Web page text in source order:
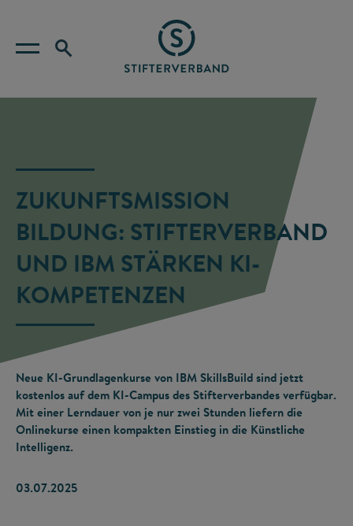
ZUKUNFTSMISSION
BILDUNG: STIFTERVERBAND
UND IBM STÄRKEN KI-
KOMPETENZEN
Neue KI-Grundlagenkurse von IBM SkillsBuild sind jetzt
kostenlos auf dem KI-Campus des Stifterverbandes verfügbar.
Mit einer Lerndauer von je nur zwei Stunden liefern die
Onlinekurse einen kompakten Einstieg in die Künstliche
Intelligenz.
03.07.2025